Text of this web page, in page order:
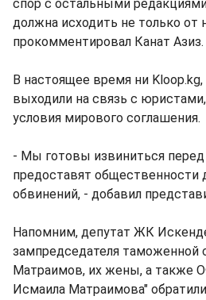
спор с остальными
должна исходить не только от
прокомментировал Канат Азиз.
В настоящее время ни
выходили на связь с
условия мирового соглашения.
- Мы готовы извиниться
предоставят общественности
обвинений, - добавил
Напомним, депутат ЖК
зампредседателя
Матраимов, их жены, а также
Исмаила Матраимова"